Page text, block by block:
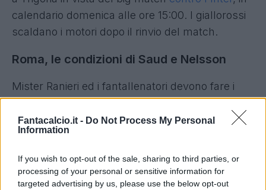
Fantacalcio.it - Do Not Process My Personal
Information
If you wish to opt-out of the sale, sharing to third parties, or
processing of your personal or sensitive information for
targeted advertising by us, please use the below opt-out
calendario domenica alle ore 15:00. I giallorossi
scaldano i motori dopo il rinvio del match.
Roma, le condizioni di Saud e Nelsson
Mister Ranieri ed i fantallenatori devono fare i
conti conl'infortunio di Victor Nelsson,alle
prese con una piccola lesione muscolare al
piede che lo terrà fuori per le gare contro Inter e
Saud Abdulhamid è invece totalmente